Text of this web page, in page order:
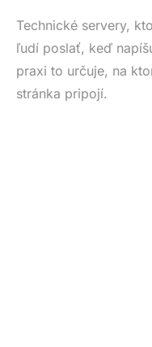
Technické servery,
ľudí poslať, keď
praxi to určuje, na
stránka pripojí.